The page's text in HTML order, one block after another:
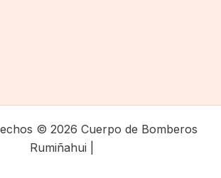
© 2026 Cuerpo de Bomberos
Rumiñahui |